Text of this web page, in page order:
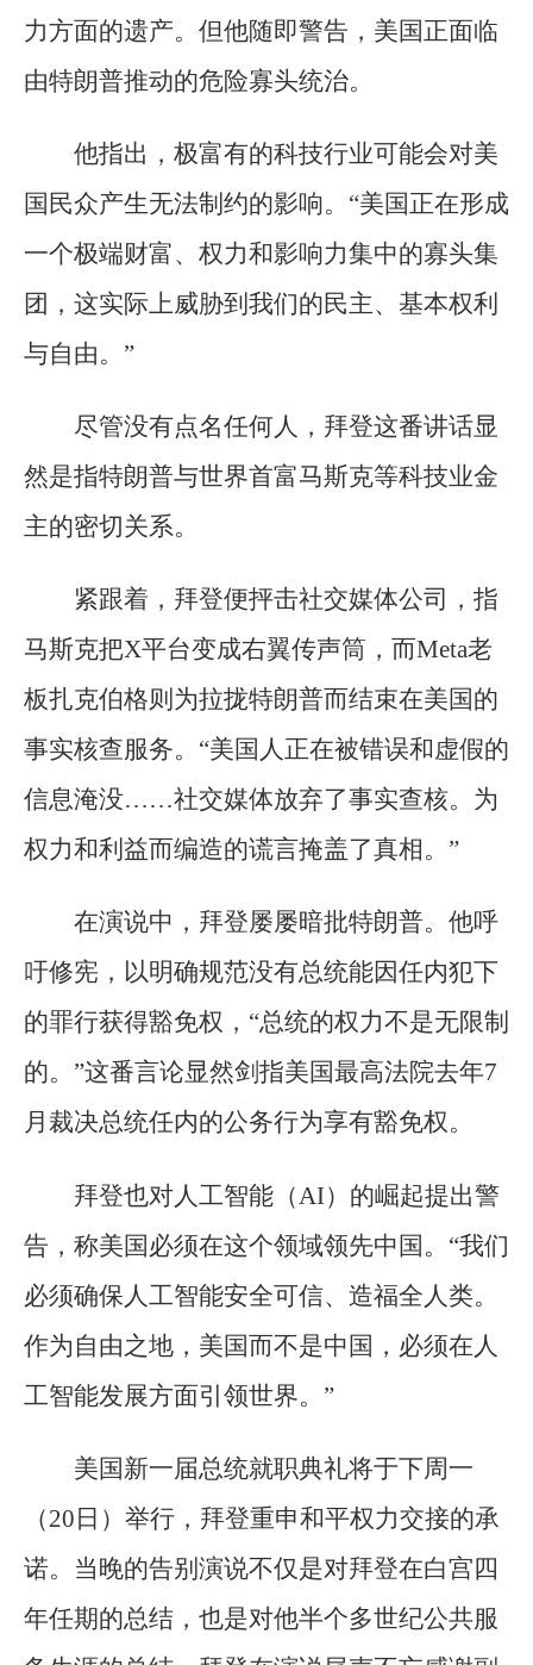
力方面的遗产。但他随即警告，美国正面临
由特朗普推动的危险寡头统治。
他指出，极富有的科技行业可能会对美
国民众产生无法制约的影响。“美国正在形成
一个极端财富、权力和影响力集中的寡头集
团，这实际上威胁到我们的民主、基本权利
与自由。”
尽管没有点名任何人，拜登这番讲话显
然是指特朗普与世界首富马斯克等科技业金
主的密切关系。
紧跟着，拜登便抨击社交媒体公司，指
马斯克把X平台变成右翼传声筒，而Meta老
板扎克伯格则为拉拢特朗普而结束在美国的
事实核查服务。“美国人正在被错误和虚假的
信息淹没……社交媒体放弃了事实查核。为
权力和利益而编造的谎言掩盖了真相。”
在演说中，拜登屡屡暗批特朗普。他呼
吁修宪，以明确规范没有总统能因任内犯下
的罪行获得豁免权，“总统的权力不是无限制
的。”这番言论显然剑指美国最高法院去年7
月裁决总统任内的公务行为享有豁免权。
拜登也对人工智能（AI）的崛起提出警
告，称美国必须在这个领域领先中国。“我们
必须确保人工智能安全可信、造福全人类。
作为自由之地，美国而不是中国，必须在人
工智能发展方面引领世界。”
美国新一届总统就职典礼将于下周一
（20日）举行，拜登重申和平权力交接的承
诺。当晚的告别演说不仅是对拜登在白宫四
年任期的总结，也是对他半个多世纪公共服